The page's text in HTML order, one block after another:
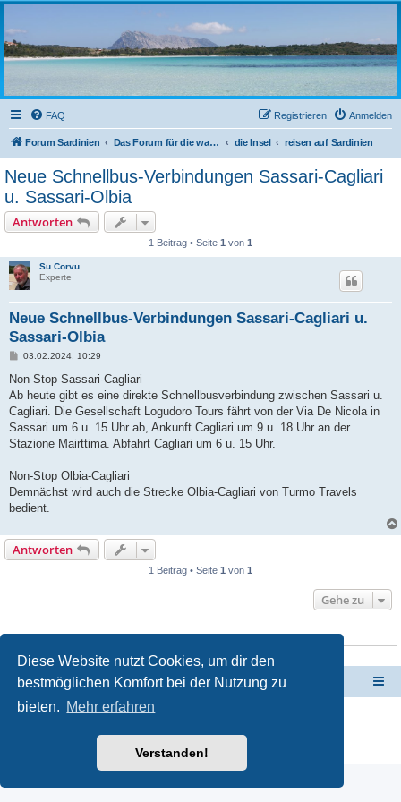
Diese Website nutzt Cookies, um dir den
bestmöglichen Komfort bei der Nutzung zu
bieten. Mehr erfahren
Verstanden!
sardinien-forum.org
Das Forum der Freunde Sardiniens
FAQ Anmelden
Registrieren
Forum Sardinien Das Forum für die wahren Freunde Sardiniens.. die Insel reisen auf Sardinien
Neue Schnellbus-Verbindungen Sassari-Cagliari
u. Sassari-Olbia
Antworten
1 Beitrag • Seite 1 von 1
Su Corvu
Experte
Neue Schnellbus-Verbindungen Sassari-Cagliari u.
Sassari-Olbia
B
i
r
a
g
03.02.2024, 10:29
Non-Stop Sassari-Cagliari
Ab heute gibt es eine direkte Schnellbusverbindung zwischen Sassari u.
Cagliari. Die Gesellschaft Logudoro Tours fährt von der Via De Nicola in
Sassari um 6 u. 15 Uhr ab, Ankunft Cagliari um 9 u. 18 Uhr an der
Stazione Mairttima. Abfahrt Cagliari um 6 u. 15 Uhr.
Non-Stop Olbia-Cagliari
Demnächst wird auch die Strecke Olbia-Cagliari von Turmo Travels
bedient.
Antworten
1 Beitrag • Seite 1 von 1
Gehe zu
Mitglieder in diesem Forum: 0 Mitglieder und 0 Gäste
Forum Sardinien Das Forum für die wahren Freunde Sardiniens..
Powered byphpBB
Datenschutz
Nutzungsbedingungen